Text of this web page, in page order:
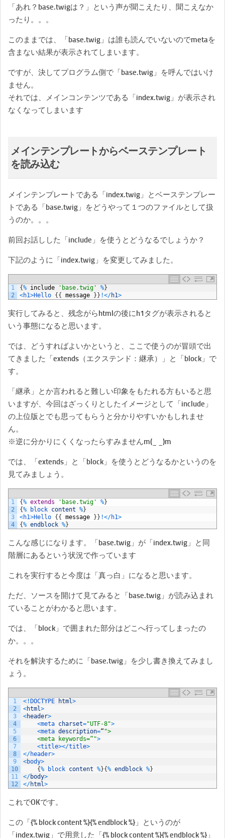
「あれ？base.twigは？」という声が聞こえたり、聞こえなか
ったり。。。
このままでは、「base.twig」は誰も読んでいないのでmetaを
含まない結果が表示されてしまいます。
ですが、決してプログラム側で「base.twig」を呼んではいけ
ません。
それでは、メインコンテンツである「index.twig」が表示され
なくなってしまいます
メインテンプレートからベーステンプレート
を読み込む
メインテンプレートである「index.twig」とベーステンプレー
トである「base.twig」をどうやって１つのファイルとして扱
うのか。。。
前回お話しした「include」を使うとどうなるでしょうか？
下記のように「index.twig」を変更してみました。
1
2
{% include 'base.twig' %}
<h1>Hello { { message } } !</h1>
実行してみると、残念がらhtmlの後にh1タグが表示されると
いう事態になると思います。
では、どうすればよいかというと、ここで使うのが冒頭で出
てきました「extends（エクステンド：継承）」と「block」で
す。
「継承」とか言われると難しい印象をもたれる方もいると思
いますが、今回はざっくりとしたイメージとして「include」
の上位版とでも思ってもらうと分かりやすいかもしれませ
ん。
※逆に分かりにくくなったらすみませんm(_ _)m
では、「extends」と「block」を使うとどうなるかというのを
見てみましょう。
1
2
3
4
{% extends 'base.twig' %}
{% block content %}
<h1>Hello { { message } } !</h1>
{% endblock %}
こんな感じになります。「base.twig」が「index.twig」と同
階層にあるという状況で作っています
これを実行すると今度は「真っ白」になると思います。
ただ、ソースを開けて見てみると「base.twig」が読み込まれ
ていることがわかると思います。
では、「block」で囲まれた部分はどこへ行ってしまったの
か。。。
それを解決するために「base.twig」を少し書き換えてみまし
ょう。
1
2
3
4
5
6
7
8
9
10
11
12
< ! DOCTYPE html>
<html>
<header>
<meta charset="UTF-8">
<meta description=“ ">
<meta keywords=“">
<title></title>
</header>
<body>
{% block content %}{% endblock %}
</body>
</html>
これでOKです。
この「{% block content %}{% endblock %}」というのが
「index.twig」で用意した「{% block content %}{% endblock %}」